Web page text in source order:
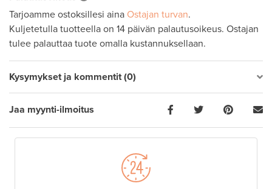
Tarjoamme ostoksillesi aina Ostajan turvan.
Kuljetetulla tuotteella on 14 päivän palautusoikeus. Ostajan
tulee palauttaa tuote omalla kustannuksellaan.
Kysymykset ja kommentit (0)
Jaa myynti-ilmoitus